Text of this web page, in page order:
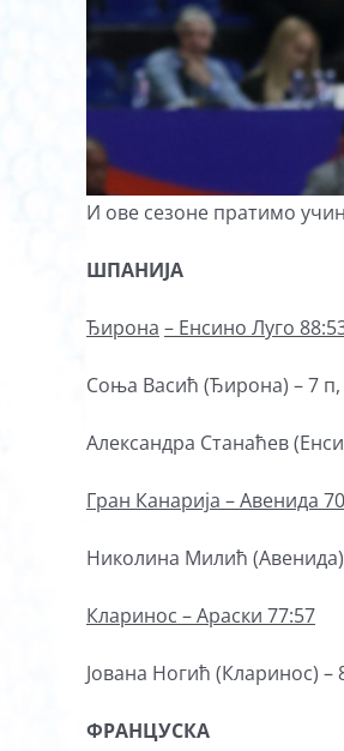
И ове сезоне пратимо
ШПАНИЈА
Ђирона – Енсино Луго
Соња Васић (Ђирона) – 7 п,
Александра Станаћев
Гран Канарија – Авенида
Николина Милић (Авенида)
Кларинос – Араски 77:57
Јована Ногић (Кларинос) –
ФРАНЦУСКА